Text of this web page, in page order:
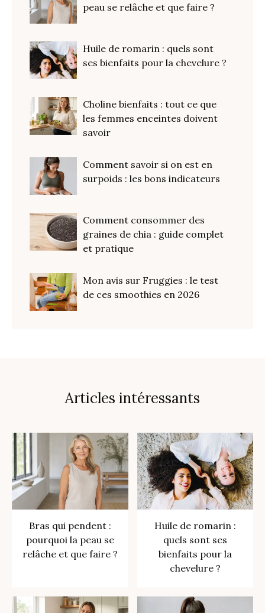
peau se relâche et que faire ?
Huile de romarin : quels sont
ses bienfaits pour la chevelure ?
Choline bienfaits : tout ce que
les femmes enceintes doivent
savoir
Comment savoir si on est en
surpoids : les bons indicateurs
Comment consommer des
graines de chia : guide complet
et pratique
Mon avis sur Fruggies : le test
de ces smoothies en 2026
Articles intéressants
Bras qui pendent :
pourquoi la peau se
relâche et que faire ?
Huile de romarin :
quels sont ses
bienfaits pour la
chevelure ?